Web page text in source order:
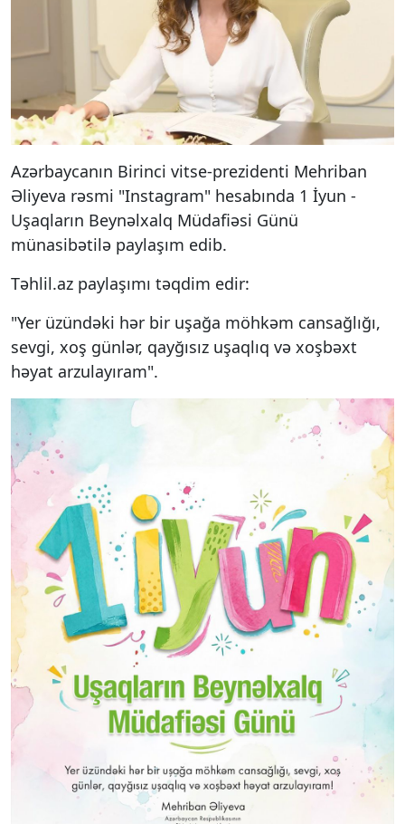
Azərbaycanın Birinci vitse-prezidenti Mehriban
Əliyeva rəsmi "Instagram" hesabında 1 İyun -
Uşaqların Beynəlxalq Müdafiəsi Günü
münasibətilə paylaşım edib.
Təhlil.az paylaşımı təqdim edir:
"Yer üzündəki hər bir uşağa möhkəm cansağlığı,
sevgi, xoş günlər, qayğısız uşaqlıq və xoşbəxt
həyat arzulayıram".